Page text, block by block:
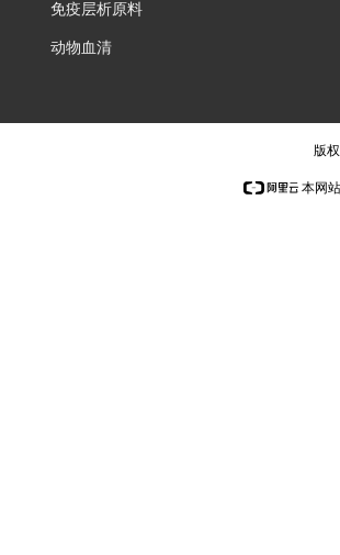
免疫层析原料
动物血清
版
本网